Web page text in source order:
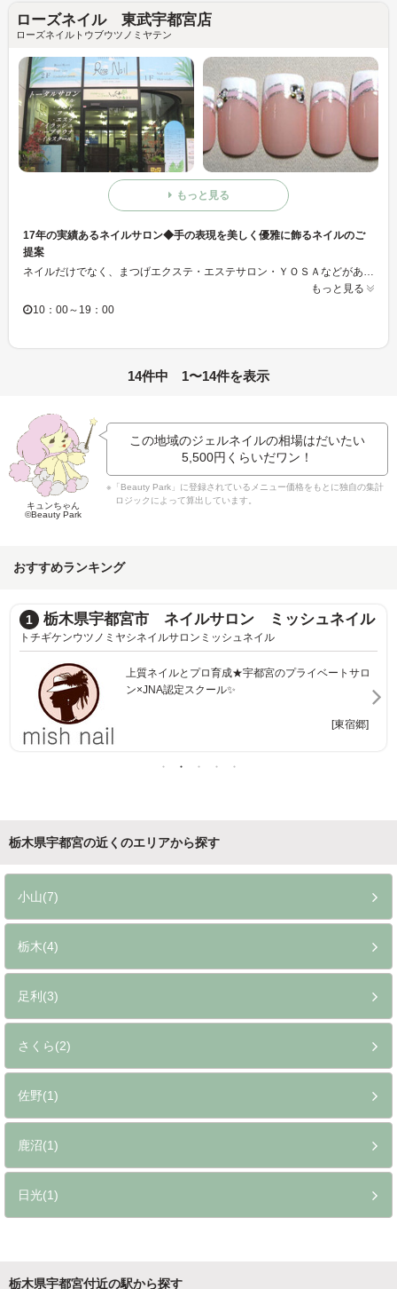
ローズネイル 東武宇都宮店
ローズネイルトウブウツノミヤテン
もっと見る
17年の実績あるネイルサロン◆手の表現を美しく優雅に飾るネイルのご
提案
もっと見る
10：00～19：00
14件中 1〜14件を表示
キュンちゃん
©Beauty Park
この地域のジェルネイルの相場はだいたい
5,500円 くらいだワン！
※「Beauty Park」に登録されているメニュー価格をもとに独自の集計
ロジックによって算出しています。
おすすめランキング
2 NAIL SALON QUILL 宇都宮店
ネイルサロンクイール
爪に優しいネイルサロン。..｡ﾟ+ ゜ネイルスクール併
設しています！
[宇都宮]
栃木県宇都宮の近くのエリアから探す
小山(7)
栃木(4)
足利(3)
さくら(2)
佐野(1)
鹿沼(1)
日光(1)
栃木県宇都宮付近の駅から探す